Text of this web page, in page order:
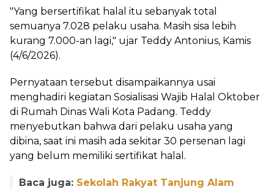
"Yang bersertifikat halal itu sebanyak total
semuanya 7.028 pelaku usaha. Masih sisa lebih
kurang 7.000-an lagi," ujar Teddy Antonius, Kamis
(4/6/2026).
Pernyataan tersebut disampaikannya usai
menghadiri kegiatan Sosialisasi Wajib Halal Oktober
di Rumah Dinas Wali Kota Padang. Teddy
menyebutkan bahwa dari pelaku usaha yang
dibina, saat ini masih ada sekitar 30 persenan lagi
yang belum memiliki sertifikat halal.
Baca juga: Sekolah Rakyat Tanjung Alam